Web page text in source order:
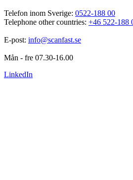
Telefon inom Sverige: 0522-188 00
Telephone other countries: +46 522-188
E-post: info@scanfast.se
Mån - fre 07.30-16.00
LinkedIn